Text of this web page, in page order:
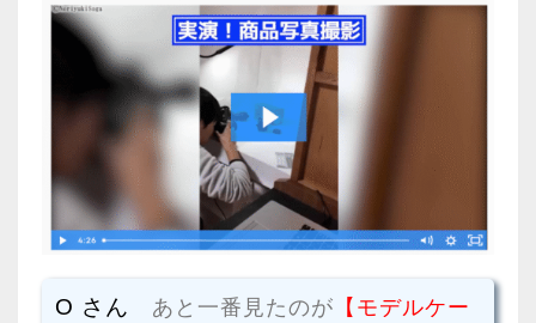
O さん あと一番見たのが 【モデルケー